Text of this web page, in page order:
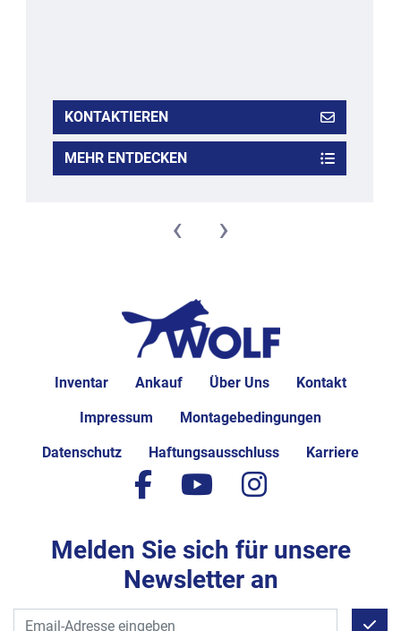
KONTAKTIEREN
MEHR ENTDECKEN
‹ ›
Inventar Ankauf Über Uns Kontakt
Impressum Montagebedingungen
Datenschutz Haftungsausschluss Karriere
facebook
youtubeinstagram
Melden Sie sich für unsere
Newsletter an